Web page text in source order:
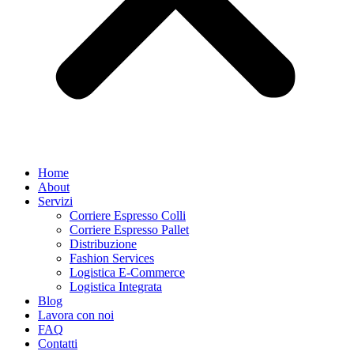
Home
About
Servizi
Corriere Espresso Colli
Corriere Espresso Pallet
Distribuzione
Fashion Services
Logistica E-Commerce
Logistica Integrata
Blog
Lavora con noi
FAQ
Contatti